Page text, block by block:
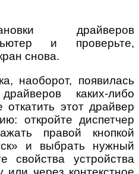
драйверов
и проверьте,
снова.
наоборот, появилась
каких-либо
откатить этот драйвер
откройте диспетчер
правой кнопкой
и выбрать нужный
свойства устройства